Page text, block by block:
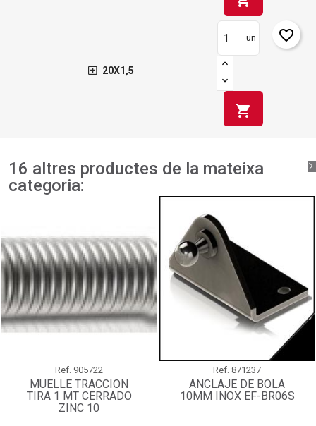
20X1,5
un
shopping_cart
favorite_border
16 altres productes de la mateixa
categoria:
Ref. 905722
MUELLE TRACCION
TIRA 1 MT CERRADO
ZINC 10
Ref. 871237
ANCLAJE DE BOLA
10MM INOX EF-BR06S